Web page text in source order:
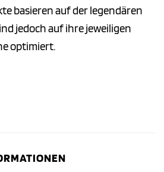
basieren auf der legendären
jedoch auf ihre jeweiligen
optimiert.